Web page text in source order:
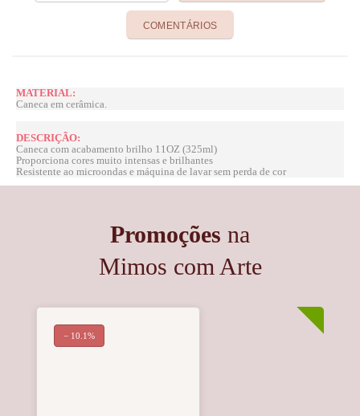
COMENTÁRIOS
MATERIAL:
Caneca em cerâmica.
DESCRIÇÃO:
Caneca com acabamento brilho 11OZ (325ml)
Proporciona cores muito intensas e brilhantes
Resistente ao microondas e máquina de lavar sem perda de cor
Promoções na
Mimos com Arte
− 10.1%